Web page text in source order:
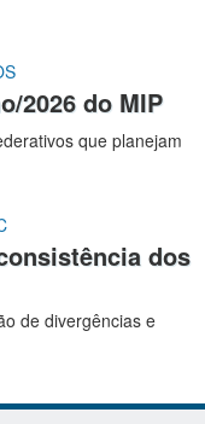
2026 do MIP
que planejam
dos
de divergências e